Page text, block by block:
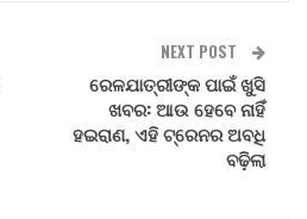
NEXT POST
ରେଳଯାତ୍ରୀଙ୍କ ପାଇଁ ଖୁସି
ଖବର: ଆଉ ହେବେ ନାହିଁ
ହଇରାଣ, ଏହି ଟ୍ରେନର ଅବଧି
ବଢ଼ିଲା